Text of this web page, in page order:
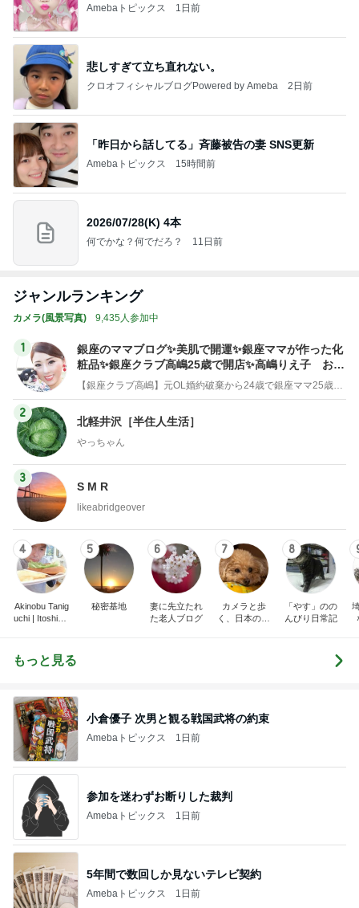
Amebaトピックス 1日前
悲しすぎて立ち直れない。
クロオフィシャルブログPowered by Ameba 2日前
「昨日から話してる」斉藤被告の妻 SNS更新
Amebaトピックス 15時間前
2026/07/28(K) 4本
何でかな？何でだろ？ 11日前
ジャンルランキング
カメラ(風景写真) 9,435人参加中
1
銀座のママブログ✨美肌で開運✨銀座ママが作った化
粧品✨銀座クラブ高嶋25歳で開店✨高嶋りえ子 お着
物でエルメス バーキン コーデ
2
北軽井沢［半住人生活］
やっちゃん
3
S M R
likeabridgeover
4
Akinobu Tanig
uchi | Itoshima
5
秘密基地
6
妻に先立たれ
た老人ブログ
7
カメラと歩
く、日本の風
8
「やす」のの
んびり日常記
もっと見る
小倉優子 次男と観る戦国武将の約束
Amebaトピックス 1日前
参加を迷わずお断りした裁判
Amebaトピックス 1日前
5年間で数回しか見ないテレビ契約
Amebaトピックス 1日前